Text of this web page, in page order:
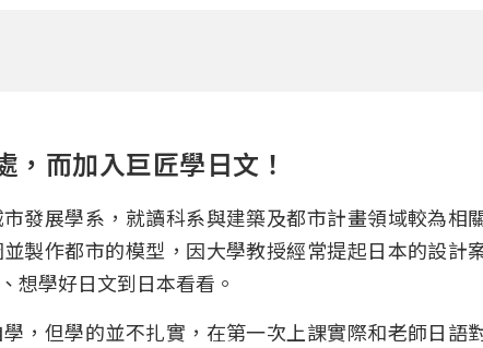
，而加入巨匠學日文！
發展學系，就讀科系與建築及都市計畫領域較為相
製作都市的模型，因大學教授經常提起日本的設計
想學好日文到日本看看。
，但學的並不扎實，在第一次上課實際和老師日語